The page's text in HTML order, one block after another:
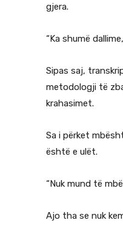
gjera.
“Ka shumë
Sipas saj,
metodologji të
krahasimet.
Sa i përket
është e ulët.
“Nuk mund të
Ajo tha se nuk